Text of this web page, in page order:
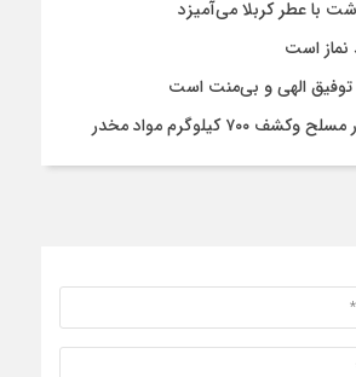
با عطر کربلا می‌آمیزد
است
توفیق الهی و بی‌منت است
کیلوگرم مواد مخدر